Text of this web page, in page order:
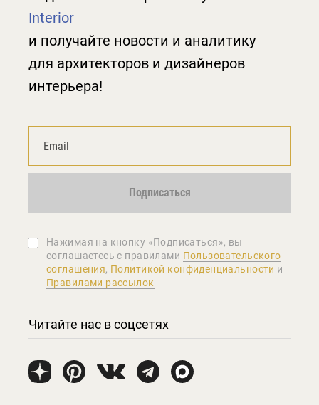
Interior
и получайте новости и аналитику
для архитекторов и дизайнеров
интерьера!
Подписаться
Нажимая на кнопку «Подписаться», вы
соглашаетеcь с правилами Пользовательского
соглашения, Политикой конфиденциальности и
Правилами рассылок
Читайте нас в соцсетях